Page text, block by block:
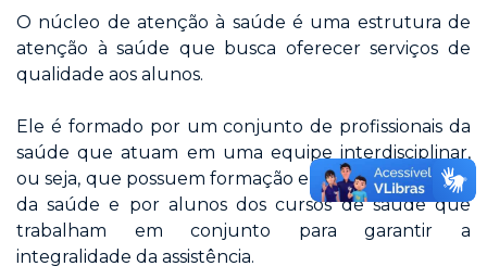
O núcleo de atenção à saúde é uma estrutura de
atenção à saúde que busca oferecer serviços de
qualidade aos alunos.
Ele é formado por um conjunto de profissionais da
saúde que atuam em uma equipe interdisciplinar,
ou seja, que possuem formação em diferentes áreas
da saúde e por alunos dos cursos de saúde que
trabalham em conjunto para garantir a
integralidade da assistência.